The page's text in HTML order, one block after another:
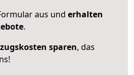
aus und erhalten
.
sparen, das